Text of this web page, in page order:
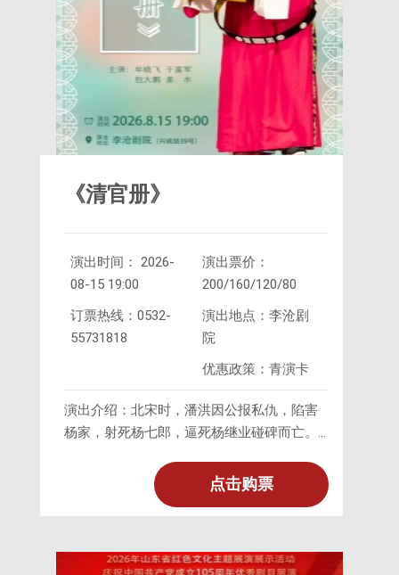
《清官册》
演出时间： 2026-
08-15 19:00
订票热线：0532-
55731818
演出票价：
200/160/120/80
演出地点：李沧剧
院
优惠政策：青演卡
演出介绍：北宋时，潘洪因公报私仇，陷害
杨家，射死杨七郎，逼死杨继业碰碑而亡。
听审。八贤王请调霞峪县县令寇准进京审
案。寇初疑惧，陛见时升为御史，潘妃又往
佯言开脱其罪，与八王定计，假设阴曹，夜
点击购票